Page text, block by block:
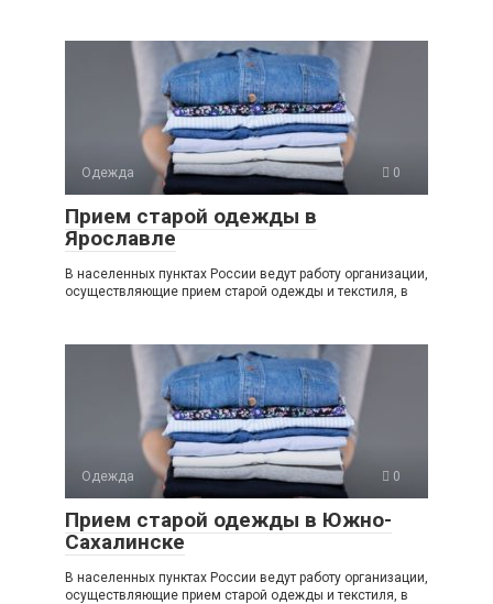
Одежда 0
Прием старой одежды в
Ярославле
В населенных пунктах России ведут работу организации,
осуществляющие прием старой одежды и текстиля, в
Одежда 0
Прием старой одежды в Южно-
Сахалинске
В населенных пунктах России ведут работу организации,
осуществляющие прием старой одежды и текстиля, в